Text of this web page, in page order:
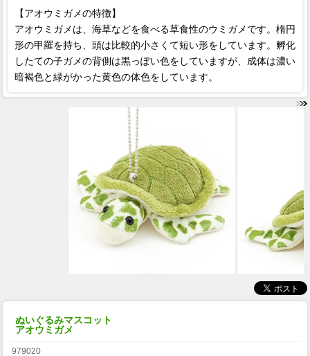
【アオウミガメの特徴】
アオウミガメは、海草などを食べる草食性のウミガメです。楕円
形の甲羅を持ち、頭は比較的小さくて短い形をしています。孵化
したての子ガメの背側は黒っぽい色をしていますが、成体は濃い
暗褐色と緑がかった黄色の体色をしています。
ぬいぐるみマスコット
アオウミガメ
979020